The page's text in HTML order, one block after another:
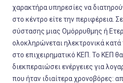
χαρακτήρα υπηρεσίες να
στο κέντρο είτε την περιφέρεια.
σύστασης μιας Ομόρρυθμης ή
ολοκληρώνεται ηλεκτρονικά
στο επιχειρηματικό ΚΕΠ. Το ΚΕΠ
διεκπεραιώσει ενέργειες για
που ήταν ιδιαίτερα χρονοβόρες: